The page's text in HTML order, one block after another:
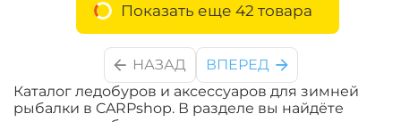
Каталог ледобуров и аксессуаров для зимней
рыбалки в CARPshop. В разделе вы найдёте
Показать еще 42 товара
НАЗАД ВПЕРЕД